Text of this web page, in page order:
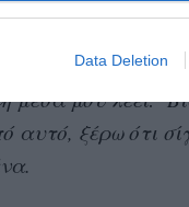
Data Deletion
ή θα αγχωθεί
μου λέει:
αυτό, ξέρω ότι